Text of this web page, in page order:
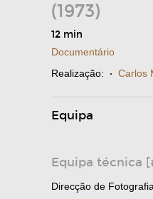
(1973)
12 min
Documentário
Realização: · Carlos
Equipa
Equipa técnica
Direcção de